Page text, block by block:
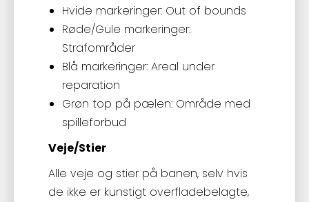
Hvide markeringer: Out of bounds
Røde/Gule markeringer:
Strafområder
Blå markeringer: Areal under
reparation
Grøn top på pælen: Område med
spilleforbud
Veje/Stier
Alle veje og stier på banen, selv hvis
de ikke er kunstigt overfladebelagte,